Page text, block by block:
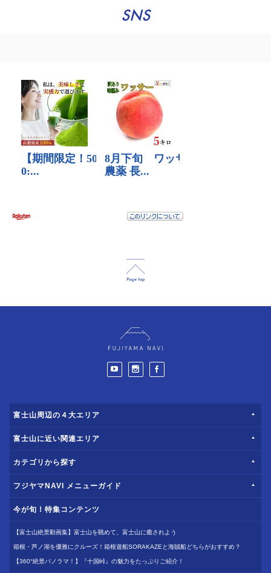
SNS
富士山周辺の４大エリア
富士山に近い関連エリア
カテゴリから探す
フジヤマNAVI メニューガイド
今が旬！特集コンテンツ
【富士山絶景動画集】富士山を眺めて、富士山に癒されよう
箱根・芦ノ湖を優雅にクルーズ！箱根遊船SORAKAZEと海賊船どちらがおすすめ？
【360°絶景パノラマ！】『十国峠』の魅力をたっぷりご紹介！